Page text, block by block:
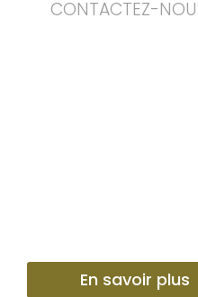
CONTACTEZ-
En savoir plus